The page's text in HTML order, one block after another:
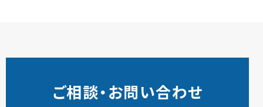
ご相談・お問い合わせ